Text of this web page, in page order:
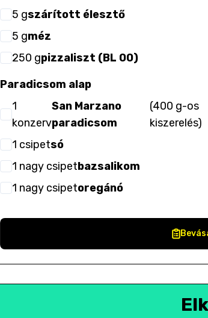
5 gszárított élesztő
5 gméz
250 gpizzaliszt (BL 00)
Paradicsom alap
1
konzerv
San Marzano
paradicsom
(400 g-os
kiszerelés)
1 csipetsó
1 nagy csipetbazsalikom
1 nagy csipetoregánó